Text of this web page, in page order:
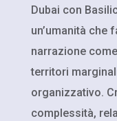
Dubai con
un’umanità che
narrazione
territori
organizzativo.
complessità,